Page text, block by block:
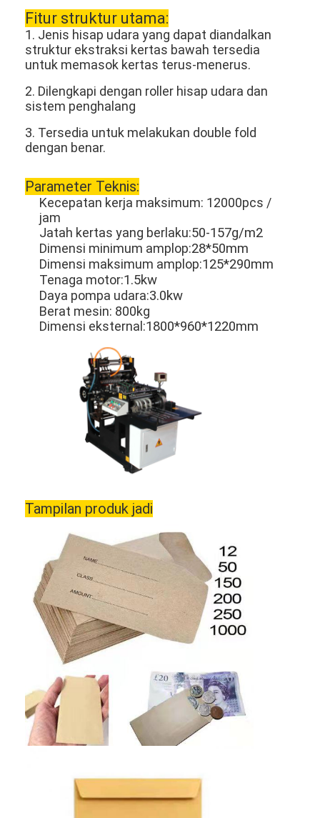
Rumah
Fitur struktur utama:
1. Jenis hisap udara yang dapat diandalkan
struktur ekstraksi kertas bawah tersedia
untuk memasok kertas terus-menerus.
2. Dilengkapi dengan roller hisap udara dan
sistem penghalang
3. Tersedia untuk melakukan double fold
dengan benar.
Parameter Teknis:
Kecepatan kerja maksimum: 12000pcs /
jam
Jatah kertas yang berlaku:50-157g/m2
Dimensi minimum amplop:28*50mm
Dimensi maksimum amplop:125*290mm
Tenaga motor:1.5kw
Daya pompa udara:3.0kw
Berat mesin: 800kg
Dimensi eksternal:1800*960*1220mm
Tampilan produk jadi